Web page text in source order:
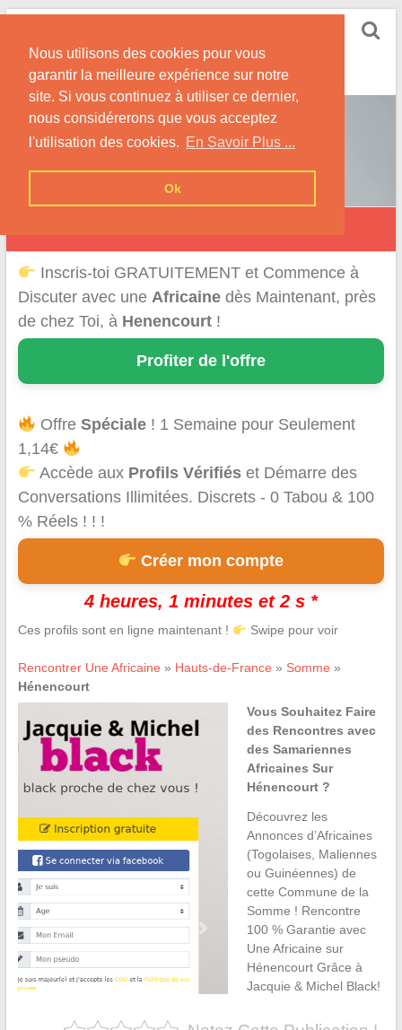
Nous utilisons des cookies pour vous
garantir la meilleure expérience sur notre
site. Si vous continuez à utiliser ce dernier,
nous considérerons que vous acceptez
l'utilisation des cookies. En Savoir Plus ...
Ok
Skip
content
Conseils et Infos pour la Rencontre d'une Belle
Africaine !
Inscris-toi GRATUITEMENT et Commence à
Discuter avec une Africainedès Maintenant, près
de chez Toi, à Henencourt!
Profiter de l'offre
OffreSpéciale ! 1 Semaine pour Seulement
1,14€
Accède aux Profils Vérifiés et Démarre des
Conversations Illimitées. Discrets - 0 Tabou & 100
% Réels ! ! !
Créer mon compte
4 heures, 1 minutes et 2 s *
Ces profils sont en ligne maintenant ! Swipe pour voir
Rencontrer Une Africaine » Hauts-de-France » Somme »
Hénencourt
Vous Souhaitez Faire
des Rencontres avec
des Samariennes
Africaines Sur
Hénencourt ?
Découvrez les
Annonces d’Africaines
(Togolaises, Maliennes
ou Guinéennes) de
cette Commune de la
Somme ! Rencontre
100 % Garantie avec
Une Africaine sur
Hénencourt Grâce à
Jacquie & Michel Black!